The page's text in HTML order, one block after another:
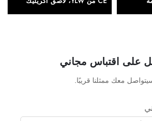
مقاوم للماء، لختم الكراتين
على اقتباس مجاني
معك ممثلنا قريبًا.